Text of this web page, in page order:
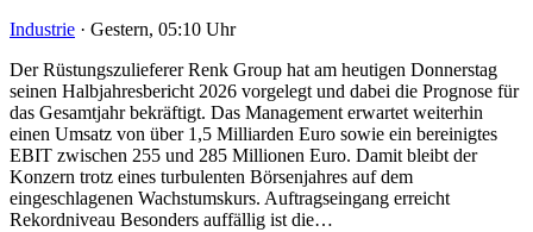
Industrie · Gestern, 05:10 Uhr
Der Rüstungszulieferer Renk Group hat am heutigen Donnerstag
seinen Halbjahresbericht 2026 vorgelegt und dabei die Prognose für
das Gesamtjahr bekräftigt. Das Management erwartet weiterhin
einen Umsatz von über 1,5 Milliarden Euro sowie ein bereinigtes
EBIT zwischen 255 und 285 Millionen Euro. Damit bleibt der
Konzern trotz eines turbulenten Börsenjahres auf dem
eingeschlagenen Wachstumskurs. Auftragseingang erreicht
Rekordniveau Besonders auffällig ist die…